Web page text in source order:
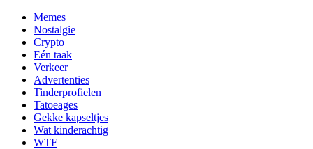
Memes
Nostalgie
Crypto
Eén taak
Verkeer
Advertenties
Tinderprofielen
Tatoeages
Gekke kapseltjes
Wat kinderachtig
WTF